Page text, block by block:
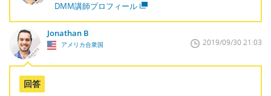
DMM講師プロフィール
Jonathan B
アメリカ合衆国 2019/09/30 21:03
回答